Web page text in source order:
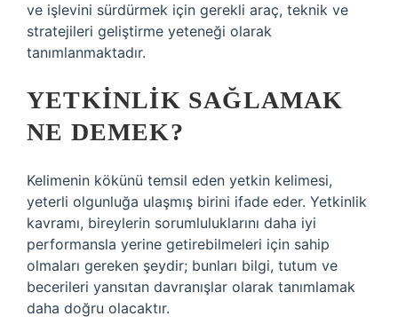
ve işlevini sürdürmek için gerekli araç, teknik ve
stratejileri geliştirme yeteneği olarak
tanımlanmaktadır.
YETKINLIK SAĞLAMAK
NE DEMEK?
Kelimenin kökünü temsil eden yetkin kelimesi,
yeterli olgunluğa ulaşmış birini ifade eder. Yetkinlik
kavramı, bireylerin sorumluluklarını daha iyi
performansla yerine getirebilmeleri için sahip
olmaları gereken şeydir; bunları bilgi, tutum ve
becerileri yansıtan davranışlar olarak tanımlamak
daha doğru olacaktır.